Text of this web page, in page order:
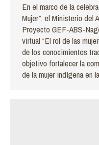
En el marco de la
Mujer”, el Ministerio del
Proyecto GEF-ABS-
virtual “El rol de las
de los conocimientos
objetivo fortalecer la
de la mujer indígena en